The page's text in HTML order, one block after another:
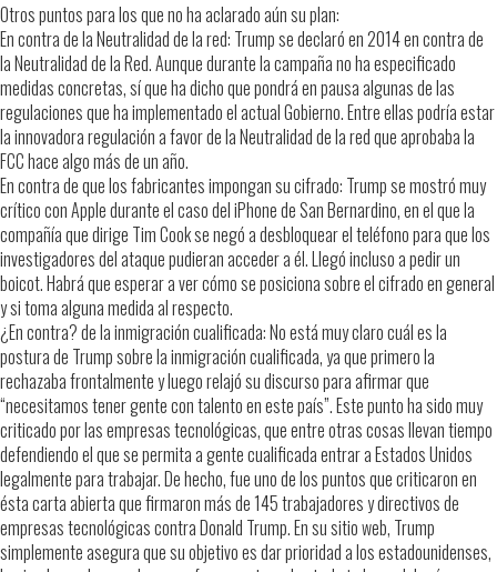
Otros puntos para los que no ha aclarado aún su plan:
En contra de la Neutralidad de la red: Trump se declaró en 2014 en contra de
la Neutralidad de la Red. Aunque durante la campaña no ha especificado
medidas concretas, sí que ha dicho que pondrá en pausa algunas de las
regulaciones que ha implementado el actual Gobierno. Entre ellas podría estar
la innovadora regulación a favor de la Neutralidad de la red que aprobaba la
FCC hace algo más de un año.
En contra de que los fabricantes impongan su cifrado: Trump se mostró muy
crítico con Apple durante el caso del iPhone de San Bernardino, en el que la
compañía que dirige Tim Cook se negó a desbloquear el teléfono para que los
investigadores del ataque pudieran acceder a él. Llegó incluso a pedir un
boicot. Habrá que esperar a ver cómo se posiciona sobre el cifrado en general
y si toma alguna medida al respecto.
¿En contra? de la inmigración cualificada: No está muy claro cuál es la
postura de Trump sobre la inmigración cualificada, ya que primero la
rechazaba frontalmente y luego relajó su discurso para afirmar que
“necesitamos tener gente con talento en este país”. Este punto ha sido muy
criticado por las empresas tecnológicas, que entre otras cosas llevan tiempo
defendiendo el que se permita a gente cualificada entrar a Estados Unidos
legalmente para trabajar. De hecho, fue uno de los puntos que criticaron en
ésta carta abierta que firmaron más de 145 trabajadores y directivos de
empresas tecnológicas contra Donald Trump. En su sitio web, Trump
simplemente asegura que su objetivo es dar prioridad a los estadounidenses,